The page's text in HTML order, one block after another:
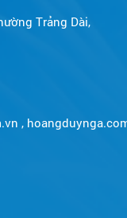
Trảng Dài,
,